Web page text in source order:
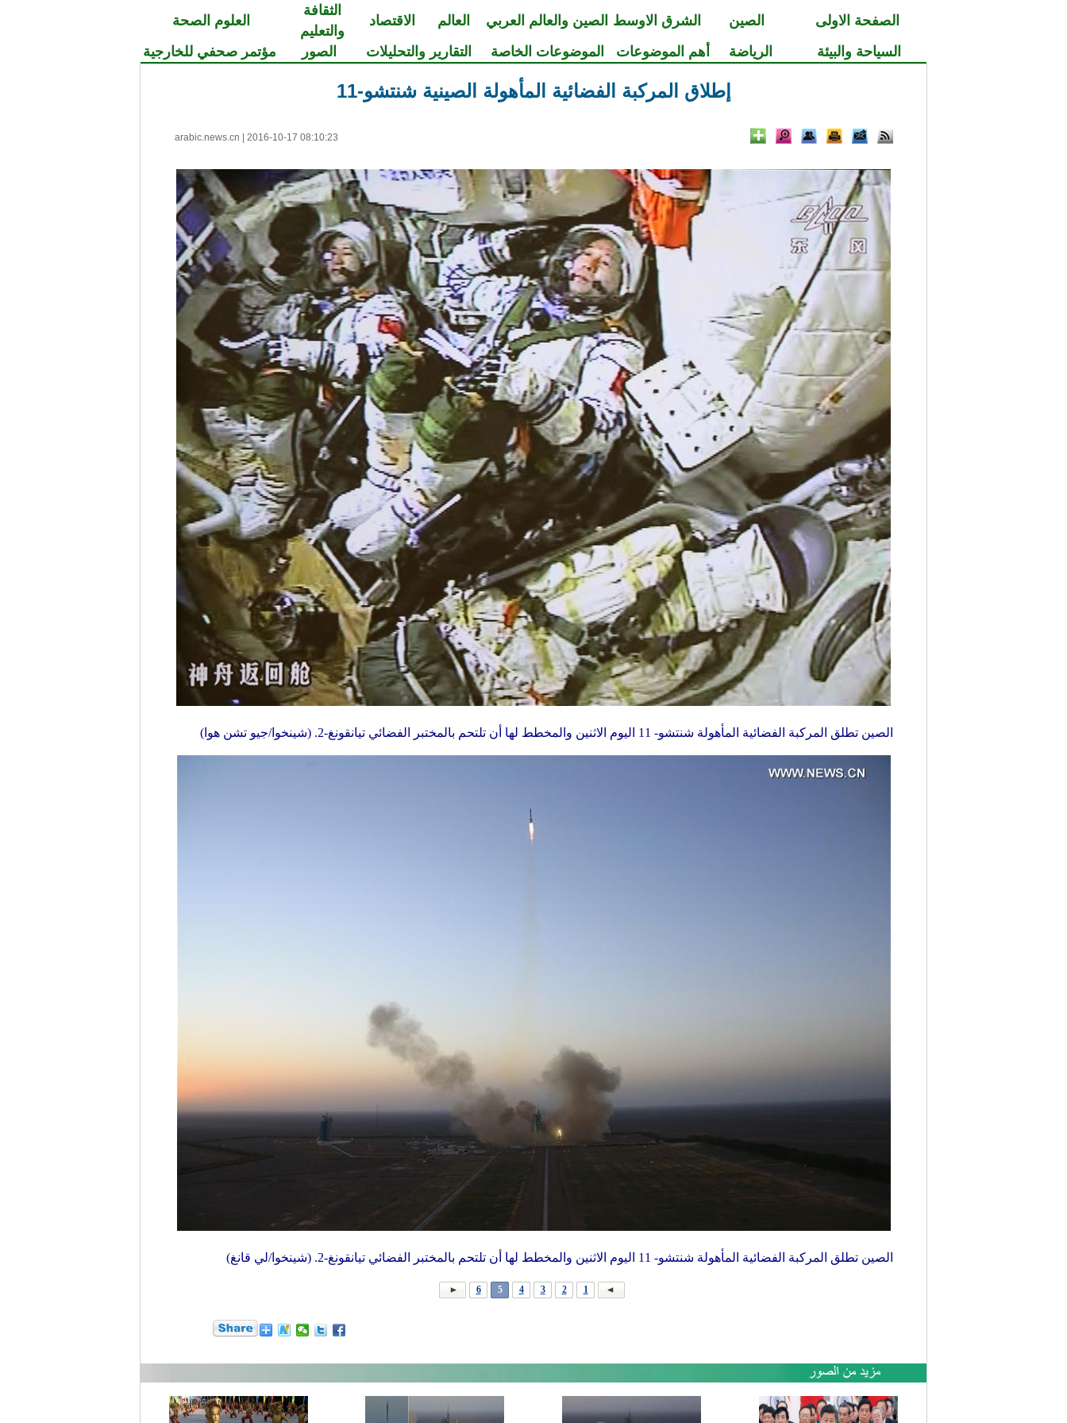
الصفحة الاولى الصين الشرق الاوسط الصين والعالم العربي العالم الاقتصاد
الثقافة
والتعليم
العلوم الصحة
السياحة والبيئة
الرياضة أهم الموضوعات الموضوعات الخاصة التقارير والتحليلات الصور مؤتمر صحفي للخارجية
إطلاق المركبة الفضائية المأهولة الصينية شنتشو-11
arabic.news.cn 2016-10-17 08:10:23
الصين تطلق المركبة الفضائية المأهولة شنتشو- 11 اليوم الاثنين والمخطط لها أن تلتحم بالمختبر الفضائي تيانقونغ-2. (شينخوا/جيو تشن هوا)
الصين تطلق المركبة الفضائية المأهولة شنتشو- 11 اليوم الاثنين والمخطط لها أن تلتحم بالمختبر الفضائي تيانقونغ-2. (شينخوا/لي قانغ)
1
2
3
4
5
6